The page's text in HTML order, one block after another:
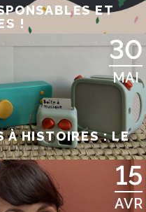
ET
!
30
MAI
À HISTOIRES : LE
15
AVR